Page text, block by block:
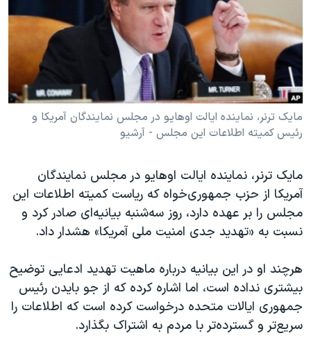
فرهنگ و زندگی
حقوق شهروندی
اقتصادی
علم و فناوری
اسرائیل در جنگ
گالری عکس
مستندها
انتخابات ریاست جمهوری آمریکا ۲۰۲۴
حمله جمهوری اسلامی به اسرائیل
رمز مهسا
ورزش زنان در ایران
اعتراضات زن، زندگی، آزادی
تریبونال مردمی آبان ۹۸
دادگاه حمید نوری
چهل سال گروگان‌گیری
قانون شفافیت دارائی کادر رهبری ایران
اعتراضات مردمی آبان ۹۸
اسرائیل در جنگ
دنبال کنید
زبانهای مختلف
مایک ترنر، نماینده ایالت اوهایو در مجلس نمایندگان آمریکا و
رئیس کمیته اطلاعات این مجلس - آرشیو
مایک ترنر، نماینده ایالت اوهایو در مجلس نمایندگان
آمریکا از حزب جمهوری‌خواه که ریاست کمیته اطلاعات این
مجلس را بر عهده دارد، روز سه‌شنبه بیانیه‌ای صادر کرد و
نسبت به «تهدید جدی امنیت ملی آمریکا» هشدار داد.
هرچند او در این بیانیه درباره ماهیت تهدید ادعایی توضیح
بیشتری نداده است، اما اشاره کرده که از جو بایدن رئیس
جمهوری ایالات متحده درخواست کرده است که اطلاعات را
سریع‌تر و گسترده‌تر با مردم به اشتراک بگذارد.